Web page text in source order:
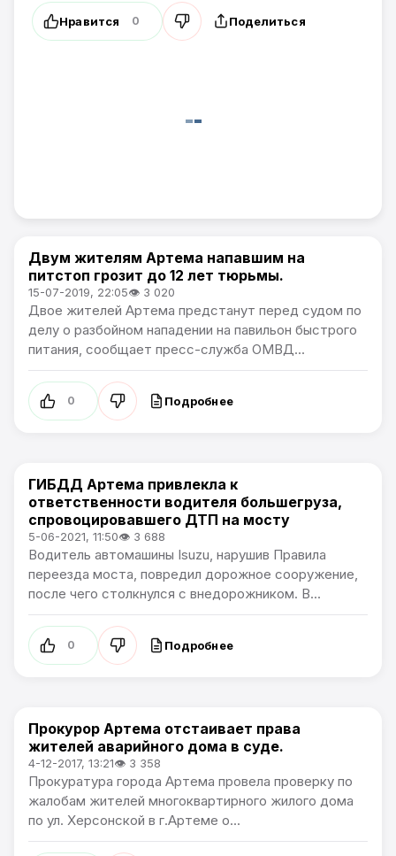
Нравится 0 Поделиться
Происшествия
Двум жителям Артема напавшим на
питстоп грозит до 12 лет тюрьмы.
15-07-2019, 22:05👁 3 020
Двое жителей Артема предстанут перед судом по
делу о разбойном нападении на павильон быстрого
питания, сообщает пресс-служба ОМВД...
0 Подробнее
Происшествия
ГИБДД Артема привлекла к
ответственности водителя большегруза,
спровоцировавшего ДТП на мосту
5-06-2021, 11:50👁 3 688
Водитель автомашины Isuzu, нарушив Правила
переезда моста, повредил дорожное сооружение,
после чего столкнулся с внедорожником. В...
0 Подробнее
Происшествия
Прокурор Артема отстаивает права
жителей аварийного дома в суде.
4-12-2017, 13:21👁 3 358
Прокуратура города Артема провела проверку по
жалобам жителей многоквартирного жилого дома
по ул. Херсонской в г.Артеме о...